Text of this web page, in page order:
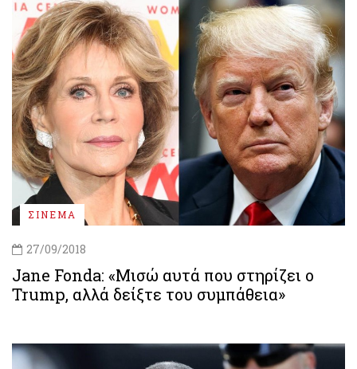
ΣΙΝΕΜΑ
27/09/2018
Jane Fonda: «Μισώ αυτά που στηρίζει ο
Trump, αλλά δείξτε του συμπάθεια»